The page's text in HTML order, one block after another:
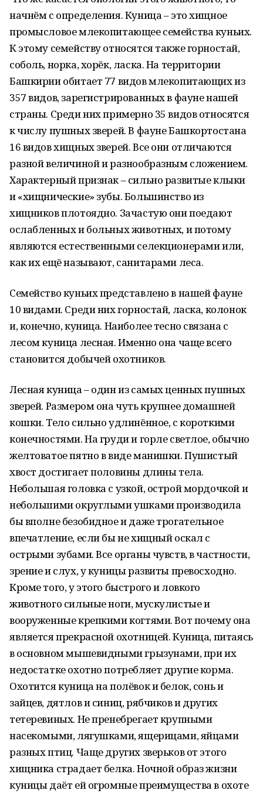
начнём с определения. Куница – это хищное
промысловое млекопитающее семейства куньих.
К этому семейству относятся также горностай,
соболь, норка, хорёк, ласка. На территории
Башкирии обитает 77 видов млекопитающих из
357 видов, зарегистрированных в фауне нашей
страны. Среди них примерно 35 видов относятся
к числу пушных зверей. В фауне Башкортостана
16 видов хищных зверей. Все они отличаются
разной величиной и разнообразным сложением.
Характерный признак – сильно развитые клыки
и «хищнические» зубы. Большинство из
хищников плотоядно. Зачастую они поедают
ослабленных и больных животных, и потому
являются естественными селекционерами или,
как их ещё называют, санитарами леса.
Семейство куньих представлено в нашей фауне
10 видами. Среди них горностай, ласка, колонок
и, конечно, куница. Наиболее тесно связана с
лесом куница лесная. Именно она чаще всего
становится добычей охотников.
Лесная куница – один из самых ценных пушных
зверей. Размером она чуть крупнее домашней
кошки. Тело сильно удлинённое, с короткими
конечностями. На груди и горле светлое, обычно
желтоватое пятно в виде манишки. Пушистый
хвост достигает половины длины тела.
Небольшая головка с узкой, острой мордочкой и
небольшими округлыми ушками производила
бы вполне безобидное и даже трогательное
впечатление, если бы не хищный оскал с
острыми зубами. Все органы чувств, в частности,
зрение и слух, у куницы развиты превосходно.
Кроме того, у этого быстрого и ловкого
животного сильные ноги, мускулистые и
вооруженные крепкими когтями. Вот почему она
является прекрасной охотницей. Куница, питаясь
в основном мышевидными грызунами, при их
недостатке охотно потребляет другие корма.
Охотится куница на полёвок и белок, сонь и
зайцев, дятлов и синиц, рябчиков и других
тетеревиных. Не пренебрегает крупными
насекомыми, лягушками, ящерицами, яйцами
разных птиц. Чаще других зверьков от этого
хищника страдает белка. Ночной образ жизни
куницы даёт ей огромные преимущества в охоте